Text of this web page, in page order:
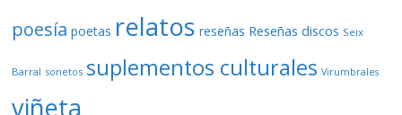
poesía poetas relatos reseñas Reseñas discos Seix
Barral sonetos suplementos culturales Virumbrales
viñeta